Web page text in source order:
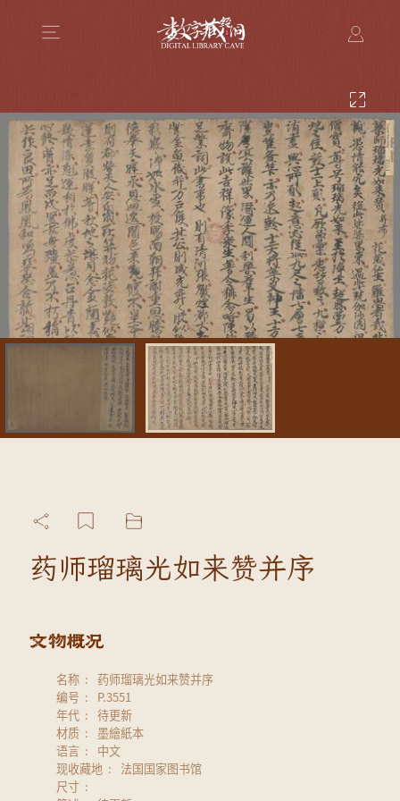
药师瑠璃光如来赞并序
名称
药师瑠璃光如来赞并序
编号
P.3551
年代
待更新
材质
墨繪紙本
语言
中文
现收藏地
法国国家图书馆
尺寸